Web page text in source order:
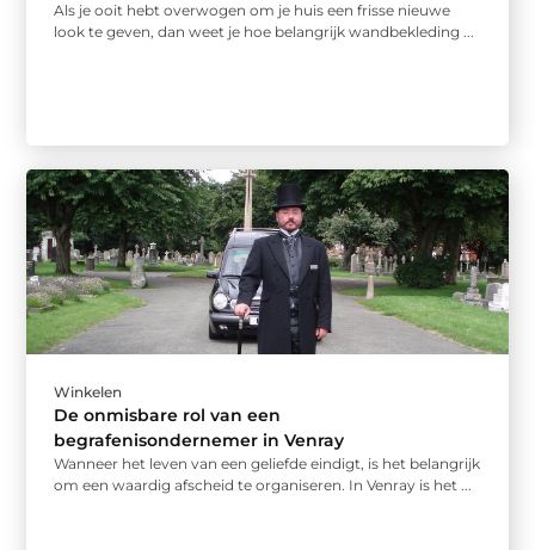
Als je ooit hebt overwogen om je huis een frisse nieuwe
look te geven, dan weet je hoe belangrijk wandbekleding ...
Winkelen
De onmisbare rol van een
begrafenisondernemer in Venray
Wanneer het leven van een geliefde eindigt, is het belangrijk
om een waardig afscheid te organiseren. In Venray is het ...